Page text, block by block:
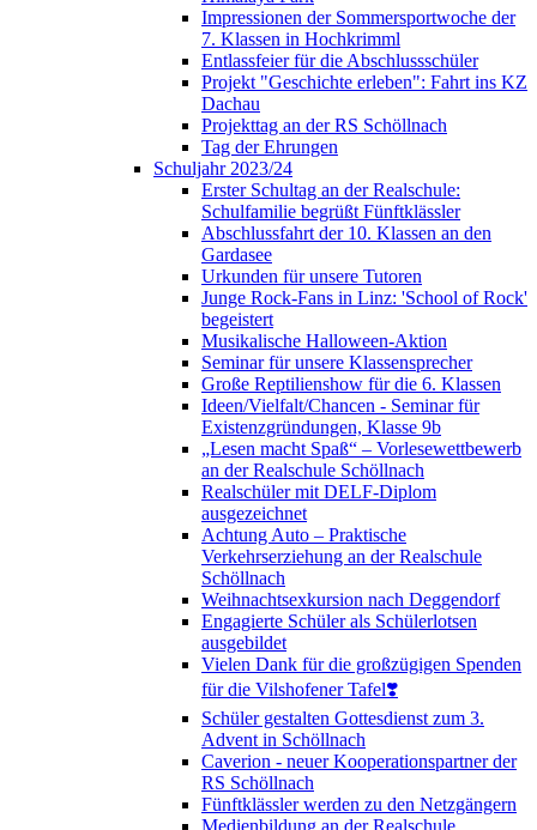
Impressionen der Sommersportwoche der
7. Klassen in Hochkrimml
Entlassfeier für die Abschlussschüler
Projekt "Geschichte erleben": Fahrt ins KZ
Dachau
Projekttag an der RS Schöllnach
Tag der Ehrungen
Schuljahr 2023/24
Erster Schultag an der Realschule:
Schulfamilie begrüßt Fünftklässler
Abschlussfahrt der 10. Klassen an den
Gardasee
Urkunden für unsere Tutoren
Junge Rock-Fans in Linz: 'School of Rock'
begeistert
Musikalische Halloween-Aktion
Seminar für unsere Klassensprecher
Große Reptilienshow für die 6. Klassen
Ideen/Vielfalt/Chancen - Seminar für
Existenzgründungen, Klasse 9b
„Lesen macht Spaß“ – Vorlesewettbewerb
an der Realschule Schöllnach
Realschüler mit DELF-Diplom
ausgezeichnet
Achtung Auto – Praktische
Verkehrserziehung an der Realschule
Schöllnach
Weihnachtsexkursion nach Deggendorf
Engagierte Schüler als Schülerlotsen
ausgebildet
Vielen Dank für die großzügigen Spenden
für die Vilshofener Tafel❣️
Schüler gestalten Gottesdienst zum 3.
Advent in Schöllnach
Caverion - neuer Kooperationspartner der
RS Schöllnach
Fünftklässler werden zu den Netzgängern
Medienbildung an der Realschule